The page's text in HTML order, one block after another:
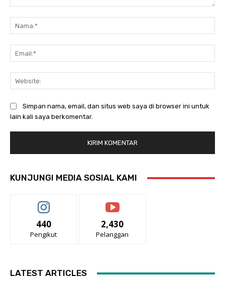
Simpan nama, email, dan situs web saya di browser ini untuk
lain kali saya berkomentar.
KUNJUNGI MEDIA SOSIAL KAMI
440
Pengikut
2,430
Pelanggan
LATEST ARTICLES